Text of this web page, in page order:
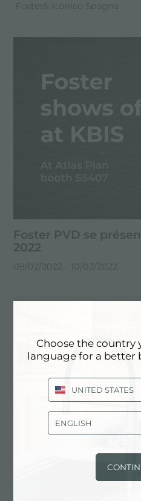
Foster& Icònico Spagna
Foster PVD se
2022
08/02/2022 - 10/02/2022
Choose the country
language for a better
UNITED STATES
ENGLISH